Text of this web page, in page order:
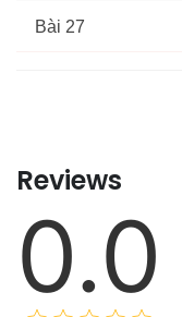
Bài 27
Reviews
0.0